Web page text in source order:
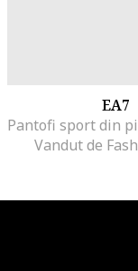
EA7
Vandut de